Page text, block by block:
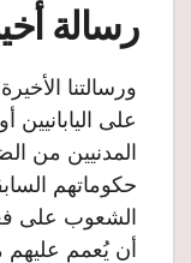
رسالة
ورسالتنا
على اليابانيين
المدنيين من
حكوماتهم
الشعوب على
أن يُعمم عليهم